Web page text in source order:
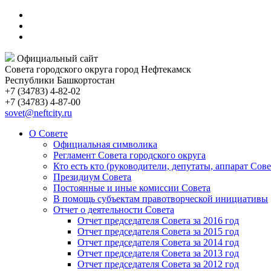
Официальный сайт
Совета городского округа город Нефтекамск
Республики Башкортостан
+7 (34783) 4-82-02
+7 (34783) 4-87-00
sovet@neftcity.ru
О Совете
Официальная символика
Регламент Совета городского округа
Кто есть кто (руководители, депутаты, аппарат
Президиум Совета
Постоянные и иные комиссии Совета
В помощь субъектам правотворческой инициативы
Отчет о деятельности Совета
Отчет председателя Совета за 2016 год
Отчет председателя Совета за 2015 год
Отчет председателя Совета за 2014 год
Отчет председателя Совета за 2013 год
Отчет председателя Совета за 2012 год